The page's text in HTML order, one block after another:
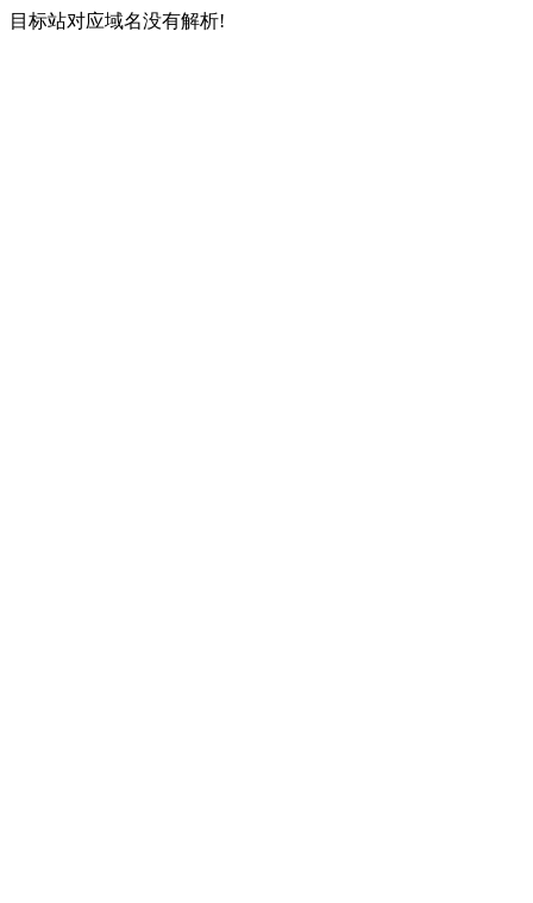
目标站对应域名没有解析!